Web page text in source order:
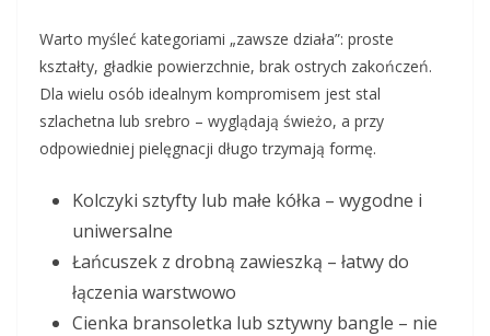
Warto myśleć kategoriami „zawsze działa”: proste
kształty, gładkie powierzchnie, brak ostrych zakończeń.
Dla wielu osób idealnym kompromisem jest stal
szlachetna lub srebro – wyglądają świeżo, a przy
odpowiedniej pielęgnacji długo trzymają formę.
Kolczyki sztyfty lub małe kółka – wygodne i
uniwersalne
Łańcuszek z drobną zawieszką – łatwy do
łączenia warstwowo
Cienka bransoletka lub sztywny bangle – nie